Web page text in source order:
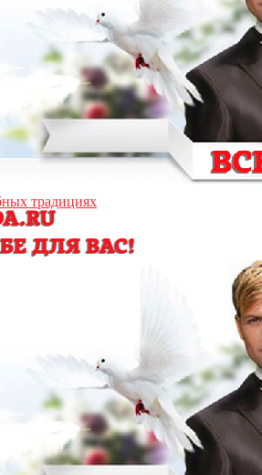
традициях